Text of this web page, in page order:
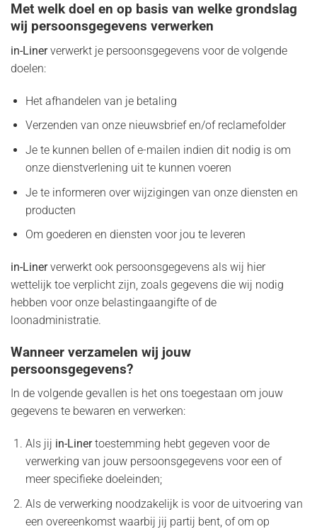
Met welk doel en op basis van welke grondslag
wij persoonsgegevens verwerken
in-Linerverwerkt je persoonsgegevens voor de volgende
doelen:
Het afhandelen van je betaling
Verzenden van onze nieuwsbrief en/of reclamefolder
Je te kunnen bellen of e-mailen indien dit nodig is om
onze dienstverlening uit te kunnen voeren
Je te informeren over wijzigingen van onze diensten en
producten
Om goederen en diensten voor jou te leveren
in-Linerverwerkt ook persoonsgegevens als wij hier
wettelijk toe verplicht zijn, zoals gegevens die wij nodig
hebben voor onze belastingaangifte of de
loonadministratie.
Wanneer verzamelen wij jouw
persoonsgegevens?
In de volgende gevallen is het ons toegestaan om jouw
gegevens te bewaren en verwerken:
Als jij in-Linertoestemming hebt gegeven voor de
verwerking van jouw persoonsgegevens voor een of
meer specifieke doeleinden;
Als de verwerking noodzakelijk is voor de uitvoering van
een overeenkomst waarbij jij partij bent, of om op